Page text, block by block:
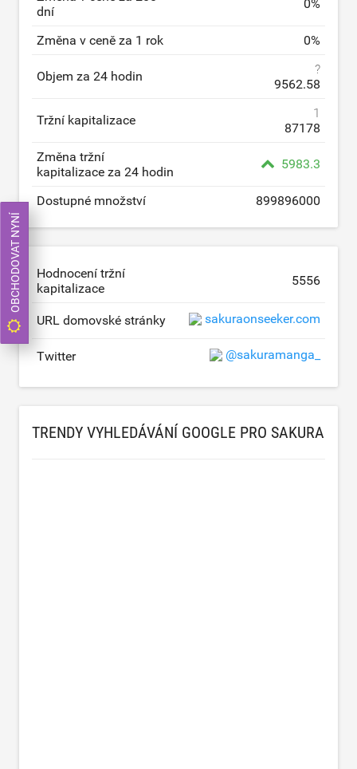
dní
0%
Změna v ceně za 1 rok 0%
Objem za 24 hodin
?
9562.58
Tržní kapitalizace
1
87178
Změna tržní
kapitalizace za 24 hodin
5983.3
Dostupné množství 899896000
Hodnocení tržní
kapitalizace
5556
URL domovské stránky sakuraonseeker.com
Twitter @sakuramanga_
TRENDY VYHLEDÁVÁNÍ GOOGLE PRO SAKURA
OBCHODOVAT NYNÍ